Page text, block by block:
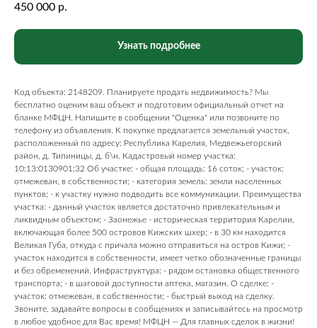
450 000 р.
Узнать подробнее
Код объекта: 2148209. Планируете продать недвижимость? Мы
бесплатно оценим ваш объект и подготовим официальный отчет на
бланке МФЦН. Напишите в сообщении "Оценка" или позвоните по
телефону из объявления. К покупке предлагается земельный участок,
расположенный по адресу: Республика Карелия, Медвежьегорский
район, д. Типиницы, д. б\н. Кадастровый номер участка:
10:13:0130901:32 Об участке: - общая площадь: 16 соток; - участок:
отмежеван, в собственности; - категория земель: земли населенных
пунктов; - к участку нужно подводить все коммуникации. Преимущества
участка: - данный участок является достаточно привлекательным и
ликвидным объектом; - Заонежье - историческая территория Карелии,
включающая более 500 островов Кижских шхер; - в 30 км находится
Великая Губа, откуда с причала можно отправиться на остров Кижи; -
участок находится в собственности, имеет четко обозначенные границы
и без обременений. Инфраструктура: - рядом остановка общественного
транспорта; - в шаговой доступности аптека, магазин. О сделке: -
участок: отмежеван, в собственности; - быстрый выход на сделку.
Звоните, задавайте вопросы в сообщениях и записывайтесь на просмотр
в любое удобное для Вас время! МФЦН — Для главных сделок в жизни!